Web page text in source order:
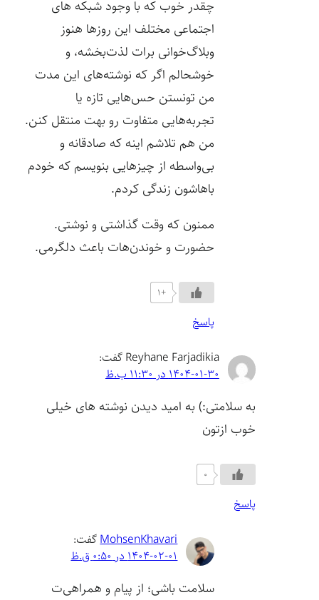
چقدر خوب که با وجود شبکه های
اجتماعی مختلف این روزها هنوز
وبلاگ‌خوانی برات لذت‌بخشه، و
خوشحالم اگر که نوشته‌های این مدت
من تونستن حس‌هایی تازه یا
تجربه‌هایی متفاوت رو بهت منتقل کنن.
من هم تلاشم اینه که صادقانه و
بی‌واسطه از چیزهایی بنویسم که خودم
باهاشون زندگی کردم.
ممنون که وقت گذاشتی و نوشتی.
حضورت و خوندن‌هات باعث دلگرمی.
+1
پاسخ
Reyhane Farjadikia گفت:
1404-01-30 در 11:30 ب.ظ
به سلامتی:) به امید دیدن نوشته های خیلی
خوب ازتون
0
پاسخ
MohsenKhavariگفت:
1404-02-01 در 0:50 ق.ظ
سلامت باشی؛ از پیام و همراهی‌ت